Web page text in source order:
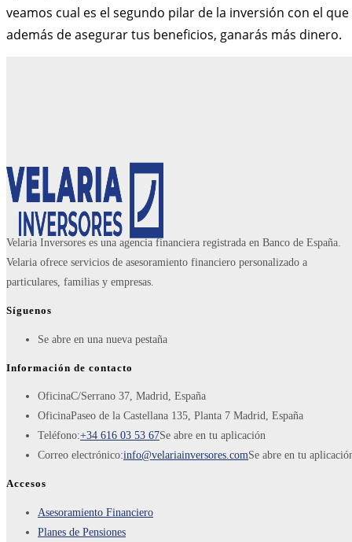
veamos cual es el segundo pilar de la inversión con el que
además de asegurar tus beneficios, ganarás más dinero.
Velaria Inversores es una agencia financiera registrada en Banco de España.
Velaria ofrece servicios de asesoramiento financiero personalizado a
particulares, familias y empresas.
Síguenos
Se abre en una nueva pestaña
Información de contacto
OficinaC/Serrano 37, Madrid, España
OficinaPaseo de la Castellana 135, Planta 7 Madrid, España
Teléfono:+34 616 03 53 67Se abre en tu aplicación
Correo electrónico:info@velariainversores.comSe abre en tu
Accesos
Asesoramiento Financiero
Planes de Pensiones